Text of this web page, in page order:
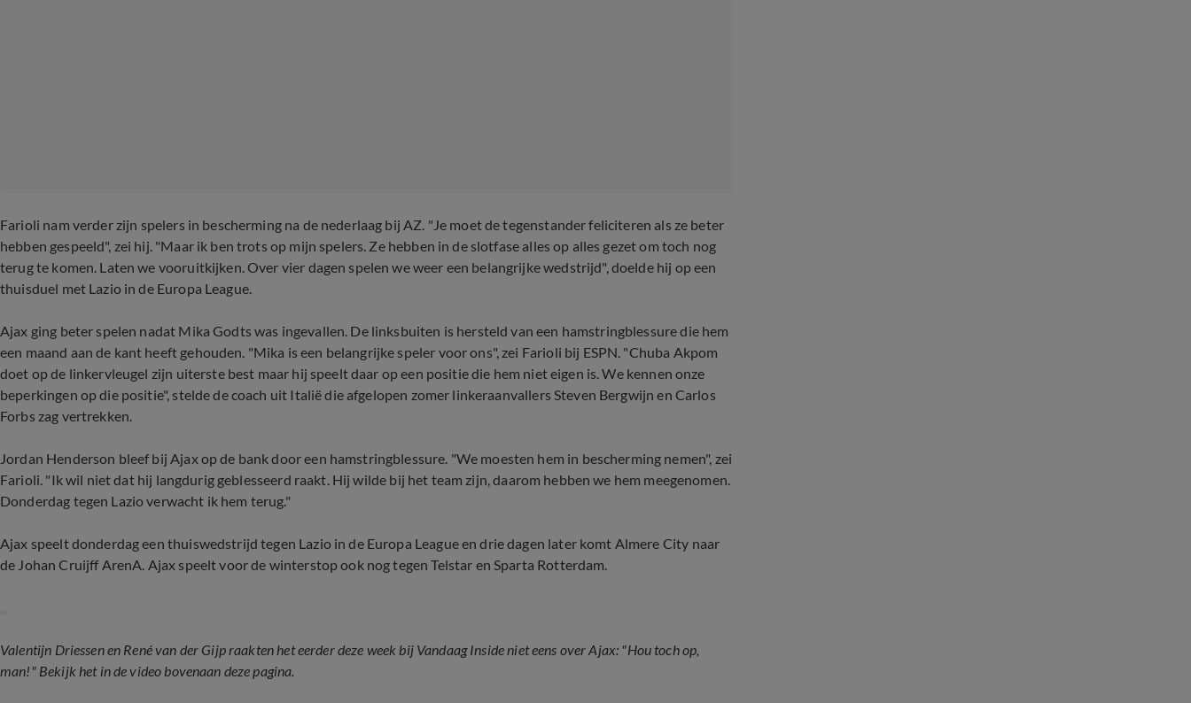
Farioli nam verder zijn spelers in bescherming na de nederlaag bij AZ. "Je moet de tegenstander feliciteren als ze beter
hebben gespeeld", zei hij. "Maar ik ben trots op mijn spelers. Ze hebben in de slotfase alles op alles gezet om toch nog
terug te komen. Laten we vooruitkijken. Over vier dagen spelen we weer een belangrijke wedstrijd", doelde hij op een
thuisduel met Lazio in de Europa League.
Ajax ging beter spelen nadat Mika Godts was ingevallen. De linksbuiten is hersteld van een hamstringblessure die hem
een maand aan de kant heeft gehouden. "Mika is een belangrijke speler voor ons", zei Farioli bij ESPN. "Chuba Akpom
doet op de linkervleugel zijn uiterste best maar hij speelt daar op een positie die hem niet eigen is. We kennen onze
beperkingen op die positie", stelde de coach uit Italië die afgelopen zomer linkeraanvallers Steven Bergwijn en Carlos
Forbs zag vertrekken.
Jordan Henderson bleef bij Ajax op de bank door een hamstringblessure. "We moesten hem in bescherming nemen", zei
Farioli. "Ik wil niet dat hij langdurig geblesseerd raakt. Hij wilde bij het team zijn, daarom hebben we hem meegenomen.
Donderdag tegen Lazio verwacht ik hem terug."
Ajax speelt donderdag een thuiswedstrijd tegen Lazio in de Europa League en drie dagen later komt Almere City naar
de Johan Cruijff ArenA. Ajax speelt voor de winterstop ook nog tegen Telstar en Sparta Rotterdam.
Valentijn Driessen en René van der Gijp raakten het eerder deze week bij Vandaag Inside niet eens over Ajax: "Hou toch op,
man!" Bekijk het in de video bovenaan deze pagina.